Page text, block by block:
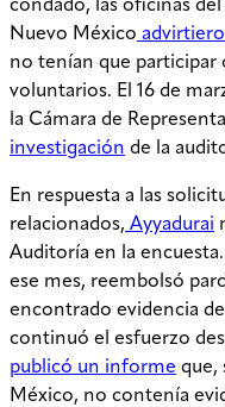
condado, las oficinas
Nuevo México
no tenían que participar
voluntarios. El 16 de
la Cámara de
investigación de la
En respuesta a las
relacionados, Ayyadurai
Auditoría en la encuesta.
ese mes, reembolsó
encontrado evidencia
continuó el esfuerzo
publicó un informe que,
México, no contenía